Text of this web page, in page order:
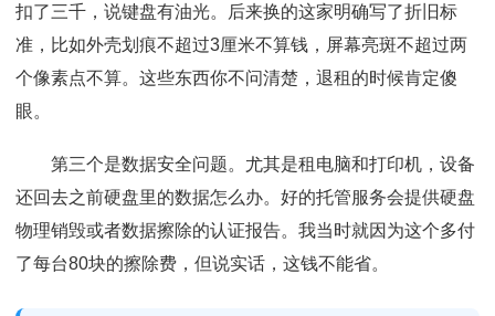
扣了三千，说键盘有油光。后来换的这家明确写了折旧标
准，比如外壳划痕不超过3厘米不算钱，屏幕亮斑不超过两
个像素点不算。这些东西你不问清楚，退租的时候肯定傻
眼。
第三个是数据安全问题。尤其是租电脑和打印机，设备
还回去之前硬盘里的数据怎么办。好的托管服务会提供硬盘
物理销毁或者数据擦除的认证报告。我当时就因为这个多付
了每台80块的擦除费，但说实话，这钱不能省。